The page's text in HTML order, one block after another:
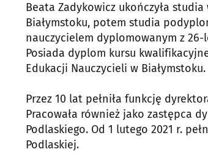
Beata Zadykowicz ukończyła
Białymstoku, potem studia
nauczycielem dyplomowanym z
Posiada dyplom kursu
Edukacji Nauczycieli w Białymstoku.
Przez 10 lat pełniła funkcję
Pracowała również jako zastępca
Podlaskiego. Od 1 lutego 2021 r.
Podlaskiej.